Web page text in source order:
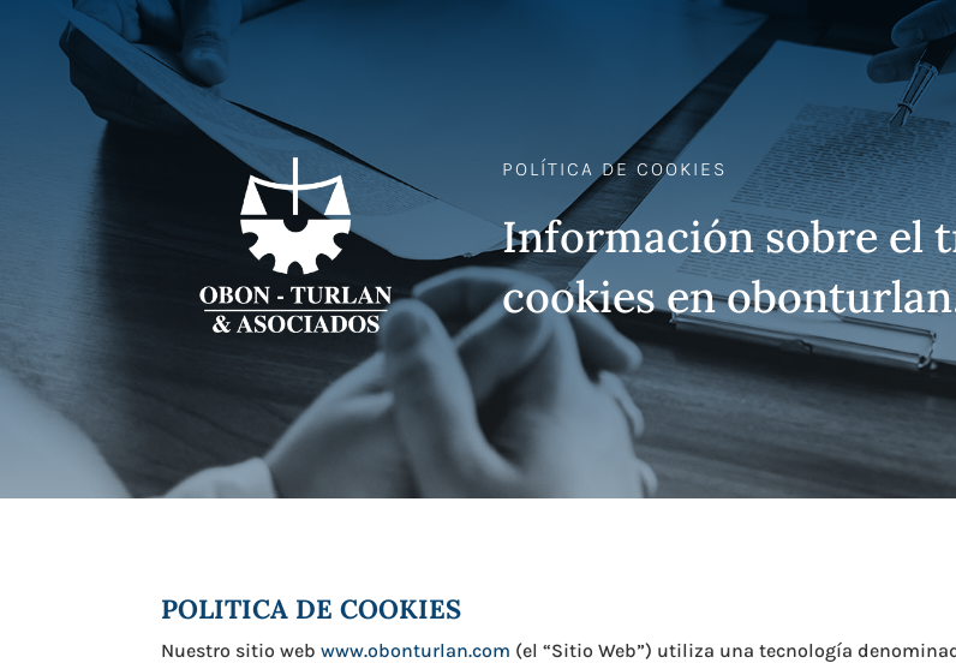
POLÍTICA DE COOKIES
Información sobre el
cookies en
POLITICA DE COOKIES
Nuestro sitio web www.obonturlan.com (el “Sitio Web”) utiliza una tecnología